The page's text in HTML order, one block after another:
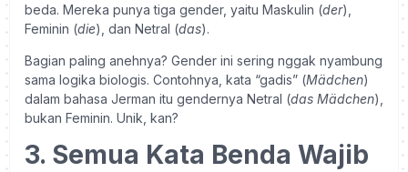
beda. Mereka punya tiga gender, yaitu Maskulin (der),
Feminin (die), dan Netral (das).
Bagian paling anehnya? Gender ini sering nggak nyambung
sama logika biologis. Contohnya, kata “gadis” (Mädchen)
dalam bahasa Jerman itu gendernya Netral (das Mädchen),
bukan Feminin. Unik, kan?
3. Semua Kata Benda Wajib